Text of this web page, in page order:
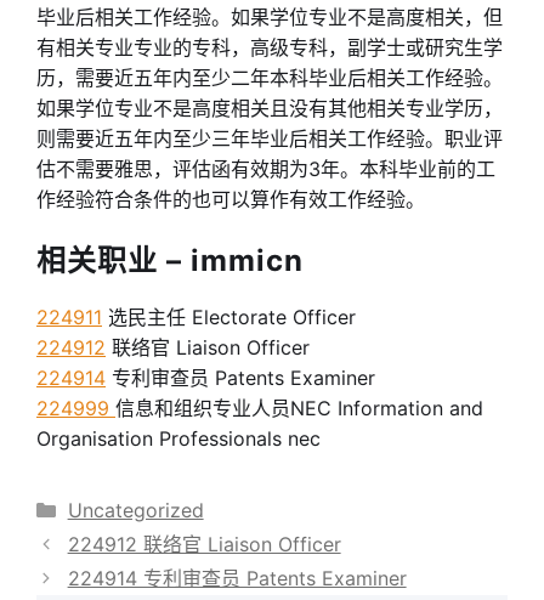
毕业后相关工作经验。如果学位专业不是高度相关，但
有相关专业专业的专科，高级专科，副学士或研究生学
历，需要近五年内至少二年本科毕业后相关工作经验。
如果学位专业不是高度相关且没有其他相关专业学历，
则需要近五年内至少三年毕业后相关工作经验。职业评
估不需要雅思，评估函有效期为3年。本科毕业前的工
作经验符合条件的也可以算作有效工作经验。
相关职业 – immicn
224911 选民主任 Electorate Officer
224912 联络官 Liaison Officer
224914 专利审查员 Patents Examiner
224999 信息和组织专业人员NEC Information and
Organisation Professionals nec
分
类
Uncategorized
224912 联络官 Liaison Officer
224914 专利审查员 Patents Examiner